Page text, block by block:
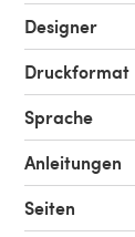
Designer
Druckformat
Sprache
Anleitungen
Seiten